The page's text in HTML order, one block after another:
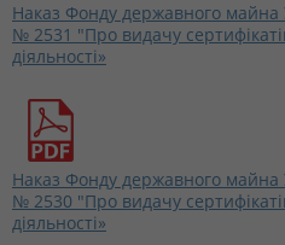
Наказ Фонду державного майна
№ 2531 "Про видачу
діяльності»
Наказ Фонду державного майна
№ 2530 "Про видачу
діяльності»